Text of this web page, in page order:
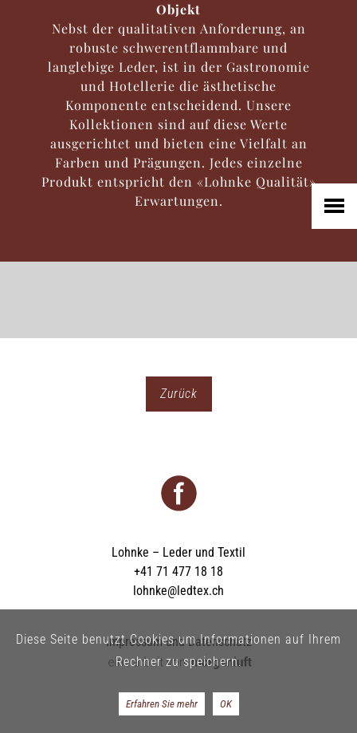
HOME
UNTERNEHMEN
LEDER
FELL
TEXTIL
ECO FRIENDLY
SHOP PELLEBELLE
DIENSTLEISTUNGEN
KONTAKT
Objekt
Nebst der qualitativen Anforderung, an
robuste schwerentflammbare und
langlebige Leder, ist in der Gastronomie
und Hotellerie die ästhetische
Komponente entscheidend. Unsere
Kollektionen sind auf diese Werte
ausgerichtet und bieten eine Vielfalt an
Farben und Prägungen. Jedes einzelne
Produkt entspricht den «Lohnke Qualität»
Erwartungen.
Zurück
Lohnke – Leder und Textil
+41 71 477 18 18
lohnke@ledtex.ch
Impressum und Datenschutz
Diese Seite benutzt Cookies um Informationen auf Ihrem
Rechner zu speichern.
Erfahren Sie mehr OK